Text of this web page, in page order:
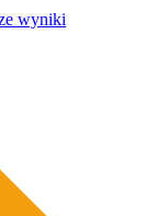
wyniki